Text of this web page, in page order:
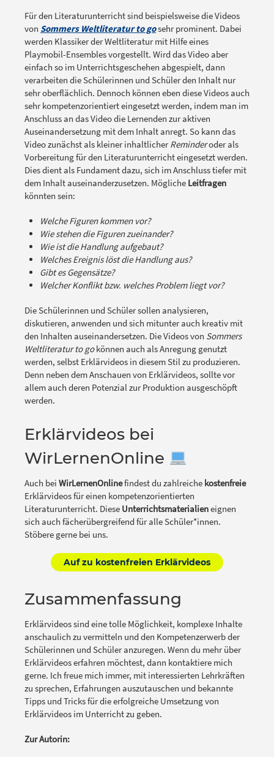
Für den Literaturunterricht sind beispielsweise die Videos
von Sommers Weltliteratur to gosehr prominent. Dabei
werden Klassiker der Weltliteratur mit Hilfe eines
Playmobil-Ensembles vorgestellt. Wird das Video aber
einfach so im Unterrichtsgeschehen abgespielt, dann
verarbeiten die Schülerinnen und Schüler den Inhalt nur
sehr oberflächlich. Dennoch können eben diese Videos auch
sehr kompetenzorientiert eingesetzt werden, indem man im
Anschluss an das Video die Lernenden zur aktiven
Auseinandersetzung mit dem Inhalt anregt. So kann das
Video zunächst als kleiner inhaltlicherReminderoder als
Vorbereitung für den Literaturunterricht eingesetzt werden.
Dies dient als Fundament dazu, sich im Anschluss tiefer mit
dem Inhalt auseinanderzusetzen. Mögliche Leitfragen
könnten sein:
Welche Figuren kommen vor?
Wie stehen die Figuren zueinander?
Wie ist die Handlung aufgebaut?
Welches Ereignis löst die Handlung aus?
Gibt es Gegensätze?
Welcher Konflikt bzw. welches Problem liegt vor?
Die Schülerinnen und Schüler sollen analysieren,
diskutieren, anwenden und sich mitunter auch kreativ mit
den Inhalten auseinandersetzen. Die Videos von Sommers
Weltliteratur to gokönnen auch als Anregung genutzt
werden, selbst Erklärvideos in diesem Stil zu produzieren.
Denn neben dem Anschauen von Erklärvideos, sollte vor
allem auch deren Potenzial zur Produktion ausgeschöpft
werden.
Erklärvideos bei
WirLernenOnline
Auch bei WirLernenOnlinefindest du zahlreiche kostenfreie
Erklärvideos für einen kompetenzorientierten
Literaturunterricht. Diese Unterrichtsmaterialieneignen
sich auch fächerübergreifend für alle Schüler*innen.
Stöbere gerne bei uns.
Auf zu kostenfreien Erklärvideos
Zusammenfassung
Erklärvideos sind eine tolle Möglichkeit, komplexe Inhalte
anschaulich zu vermitteln und den Kompetenzerwerb der
Schülerinnen und Schüler anzuregen. Wenn du mehr über
Erklärvideos erfahren möchtest, dann kontaktiere mich
gerne. Ich freue mich immer, mit interessierten Lehrkräften
zu sprechen, Erfahrungen auszutauschen und bekannte
Tipps und Tricks für die erfolgreiche Umsetzung von
Erklärvideos im Unterricht zu geben.
Zur Autorin: